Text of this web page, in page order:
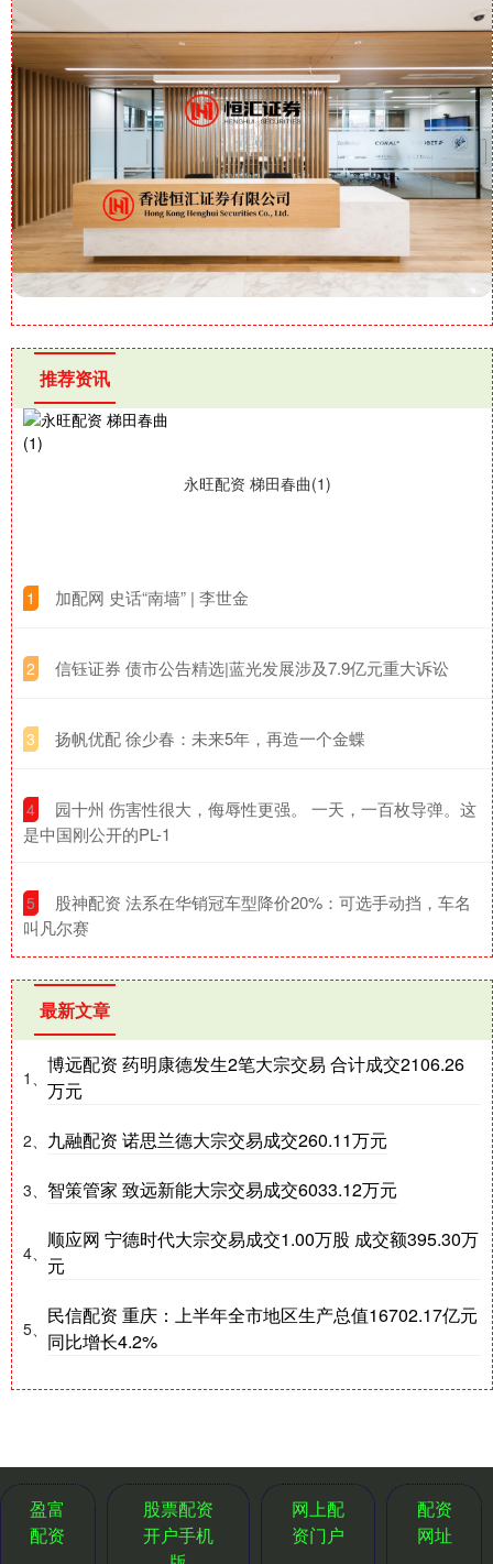
推荐资讯
永旺配资 梯田春曲(1)
1 ​加配网 史话“南墙” | 李世金
2 ​信钰证券 债市公告精选|蓝光发展涉及7.9亿元重大诉讼
3 ​扬帆优配 徐少春：未来5年，再造一个金蝶
4
​园十州 伤害性很大，侮辱性更强。 一天，一百枚导弹。这
是中国刚公开的PL-1
5
​股神配资 法系在华销冠车型降价20%：可选手动挡，车名
叫凡尔赛
最新文章
1、
博远配资 药明康德发生2笔大宗交易 合计成交2106.26
万元
2、 九融配资 诺思兰德大宗交易成交260.11万元
3、 智策管家 致远新能大宗交易成交6033.12万元
4、
顺应网 宁德时代大宗交易成交1.00万股 成交额395.30万
元
5、
民信配资 重庆：上半年全市地区生产总值16702.17亿元
同比增长4.2%
盈富
配资
股票配资
开户手机
网上配
资门户
配资
网址